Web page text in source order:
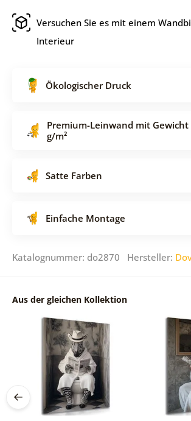
Versuchen Sie es mit einem
Interieur
Ökologischer Druck
Premium-Leinwand mit Gewicht
g/m²
Satte Farben
Einfache Montage
Katalognummer: do2870 Hersteller:
Aus der gleichen Kollektion